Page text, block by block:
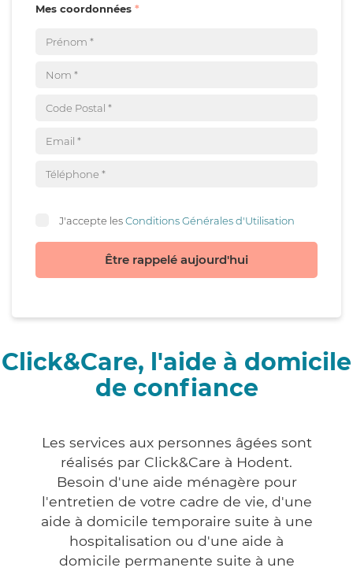
Mes coordonnées
J'accepte lesConditions Générales d'Utilisation
Être rappelé aujourd'hui
Click&Care, l'aide à domicile
de confiance
Les services aux personnes âgées sont
réalisés par Click&Care à Hodent.
Besoin d'une aide ménagère pour
l'entretien de votre cadre de vie, d'une
aide à domicile temporaire suite à une
hospitalisation ou d'une aide à
domicile permanente suite à une